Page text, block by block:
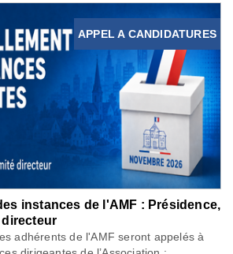
APPEL A CANDIDATURES
instances de l'AMF : Présidence,
directeur
adhérents de l'AMF seront appelés à